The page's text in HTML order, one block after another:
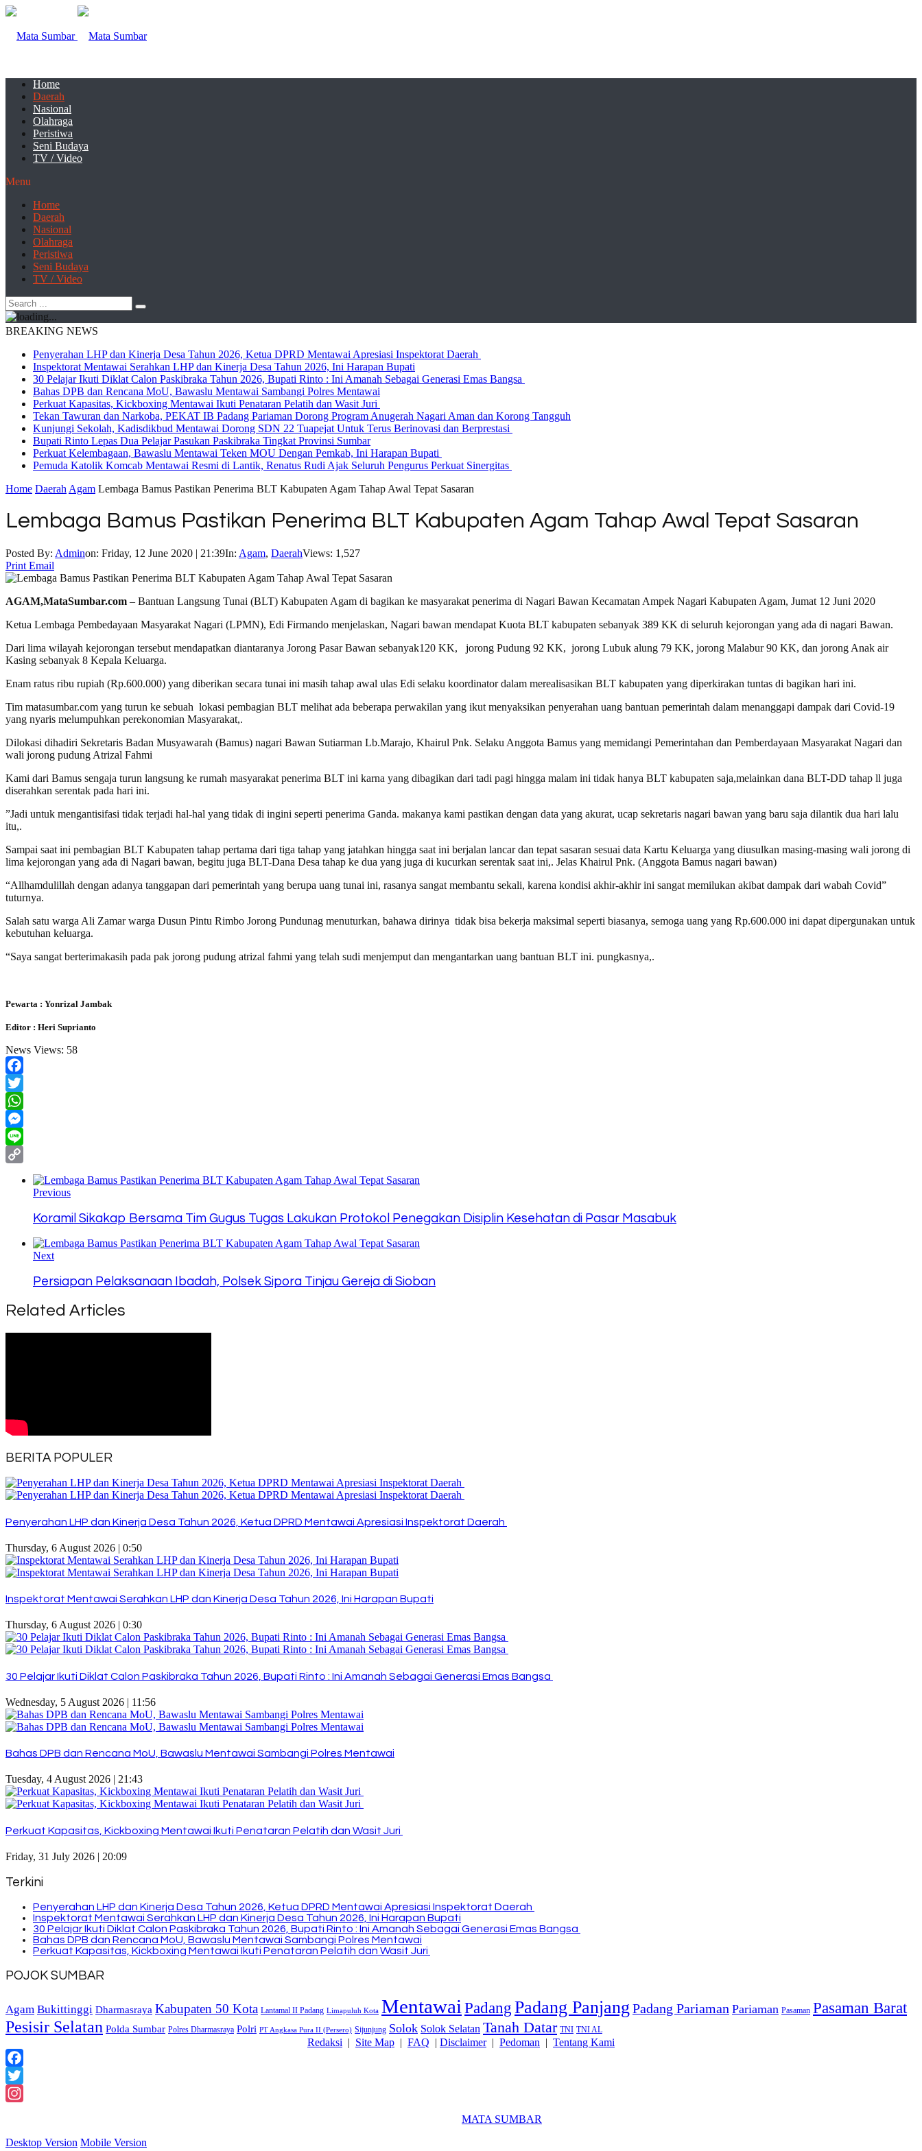
Home
Daerah
Nasional
Olahraga
Peristiwa
Seni Budaya
TV / Video
Menu
Home
Daerah
Nasional
Olahraga
Peristiwa
Seni Budaya
TV / Video
BREAKING NEWS
Penyerahan LHP dan Kinerja Desa Tahun 2026, Ketua DPRD Mentawai Apresiasi Inspektorat Daerah
Inspektorat Mentawai Serahkan LHP dan Kinerja Desa Tahun 2026, Ini Harapan Bupati
30 Pelajar Ikuti Diklat Calon Paskibraka Tahun 2026, Bupati Rinto : Ini Amanah Sebagai Generasi Emas Bangsa
Bahas DPB dan Rencana MoU, Bawaslu Mentawai Sambangi Polres Mentawai
Perkuat Kapasitas, Kickboxing Mentawai Ikuti Penataran Pelatih dan Wasit Juri
Tekan Tawuran dan Narkoba, PEKAT IB Padang Pariaman Dorong Program Anugerah Nagari Aman dan Korong Tangguh
Kunjungi Sekolah, Kadisdikbud Mentawai Dorong SDN 22 Tuapejat Untuk Terus Berinovasi dan Berprestasi
Bupati Rinto Lepas Dua Pelajar Pasukan Paskibraka Tingkat Provinsi Sumbar
Perkuat Kelembagaan, Bawaslu Mentawai Teken MOU Dengan Pemkab, Ini Harapan Bupati
Pemuda Katolik Komcab Mentawai Resmi di Lantik, Renatus Rudi Ajak Seluruh Pengurus Perkuat Sinergitas
Home Daerah Agam Lembaga Bamus Pastikan Penerima BLT Kabupaten Agam Tahap Awal Tepat Sasaran
Lembaga Bamus Pastikan Penerima BLT Kabupaten Agam Tahap Awal Tepat Sasaran
Posted By: Adminon: Friday, 12 June 2020 | 21:39In: Agam, DaerahViews: 1,527
Print Email
AGAM,MataSumbar.com – Bantuan Langsung Tunai (BLT) Kabupaten Agam di bagikan ke masyarakat penerima di Nagari Bawan Kecamatan Ampek Nagari Kabupaten Agam, Jumat 12 Juni 2020
Ketua Lembaga Pembedayaan Masyarakat Nagari (LPMN), Edi Firmando menjelaskan, Nagari bawan mendapat Kuota BLT kabupaten sebanyak 389 KK di seluruh kejorongan yang ada di nagari Bawan.
Dari lima wilayah kejorongan tersebut mendapatkan diantaranya Jorong Pasar Bawan sebanyak120 KK, jorong Pudung 92 KK, jorong Lubuk alung 79 KK, jorong Malabur 90 KK, dan jorong Anak air
Kasing sebanyak 8 Kepala Keluarga.
Enam ratus ribu rupiah (Rp.600.000) yang diberikan secara tunai ini masih tahap awal ulas Edi selaku koordinator dalam merealisasikan BLT kabupaten yang diperkirakan tuntas di bagikan hari ini.
Tim matasumbar.com yang turun ke sebuah lokasi pembagian BLT melihat ada beberapa perwakilan yang ikut menyaksikan penyerahan uang bantuan pemerintah dalam menanggapi dampak dari Covid-19
yang nyaris melumpuhkan perekonomian Masyarakat,.
Dilokasi dihadiri Sekretaris Badan Musyawarah (Bamus) nagari Bawan Sutiarman Lb.Marajo, Khairul Pnk. Selaku Anggota Bamus yang memidangi Pemerintahan dan Pemberdayaan Masyarakat Nagari dan
wali jorong pudung Atrizal Fahmi
Kami dari Bamus sengaja turun langsung ke rumah masyarakat penerima BLT ini karna yang dibagikan dari tadi pagi hingga malam ini tidak hanya BLT kabupaten saja,melainkan dana BLT-DD tahap ll juga
diserahkan serentak pada hari ini.
”Jadi untuk mengantisifasi tidak terjadi hal-hal yang tidak di ingini seperti penerima Ganda. makanya kami pastikan dengan data yang akurat, ucap sekretaris nagari bawan yang baru saja dilantik dua hari lalu
itu,.
Sampai saat ini pembagian BLT Kabupaten tahap pertama dari tiga tahap yang jatahkan hingga saat ini berjalan lancar dan tepat sasaran sesuai data Kartu Keluarga yang diusulkan masing-masing wali jorong di
lima kejorongan yang ada di Nagari bawan, begitu juga BLT-Dana Desa tahap ke dua yang juga di kucurkan serentak saat ini,. Jelas Khairul Pnk. (Anggota Bamus nagari bawan)
“Allhamdulillah dengan adanya tanggapan dari pemerintah yang berupa uang tunai ini, rasanya sangat membantu sekali, karena kondisi akhir-akhir ini sangat memilukan akibat dampak dari wabah Covid”
tuturnya.
Salah satu warga Ali Zamar warga Dusun Pintu Rimbo Jorong Pundunag menuturkan, bahawa dirinya tidak bisa bekerja maksimal seperti biasanya, semoga uang yang Rp.600.000 ini dapat dipergunakan untuk
kebutuhan keluarga.
“Saya sangat berterimakasih pada pak jorong pudung atrizal fahmi yang telah sudi menjemput dan mengantarkan uang bantuan BLT ini. pungkasnya,.
Pewarta : Yonrizal Jambak
Editor : Heri Suprianto
News Views: 58
Facebook
Twitter
WhatsApp
Messenger
Line
Previous
Koramil Sikakap Bersama Tim Gugus Tugas Lakukan Protokol Penegakan Disiplin Kesehatan di Pasar Masabuk
Next
Persiapan Pelaksanaan Ibadah, Polsek Sipora Tinjau Gereja di Sioban
Related Articles
BERITA POPULER
Penyerahan LHP dan Kinerja Desa Tahun 2026, Ketua DPRD Mentawai Apresiasi Inspektorat Daerah
Thursday, 6 August 2026 | 0:50
Inspektorat Mentawai Serahkan LHP dan Kinerja Desa Tahun 2026, Ini Harapan Bupati
Thursday, 6 August 2026 | 0:30
30 Pelajar Ikuti Diklat Calon Paskibraka Tahun 2026, Bupati Rinto : Ini Amanah Sebagai Generasi Emas Bangsa
Wednesday, 5 August 2026 | 11:56
Bahas DPB dan Rencana MoU, Bawaslu Mentawai Sambangi Polres Mentawai
Tuesday, 4 August 2026 | 21:43
Perkuat Kapasitas, Kickboxing Mentawai Ikuti Penataran Pelatih dan Wasit Juri
Friday, 31 July 2026 | 20:09
Terkini
Penyerahan LHP dan Kinerja Desa Tahun 2026, Ketua DPRD Mentawai Apresiasi Inspektorat Daerah
Inspektorat Mentawai Serahkan LHP dan Kinerja Desa Tahun 2026, Ini Harapan Bupati
30 Pelajar Ikuti Diklat Calon Paskibraka Tahun 2026, Bupati Rinto : Ini Amanah Sebagai Generasi Emas Bangsa
Bahas DPB dan Rencana MoU, Bawaslu Mentawai Sambangi Polres Mentawai
Perkuat Kapasitas, Kickboxing Mentawai Ikuti Penataran Pelatih dan Wasit Juri
POJOK SUMBAR
Agam Bukittinggi Dharmasraya Kabupaten 50 Kota Lantamal II Padang Limapuluh Kota Mentawai PadangPadang Panjang Padang Pariaman Pariaman Pasaman Pasaman Barat
Pesisir Selatan Polda Sumbar Polres Dharmasraya Polri PT Angkasa Pura II (Persero) Sijunjung Solok Solok Selatan Tanah Datar TNI TNI AL
Redaksi | Site Map | FAQ | Disclaimer| Pedoman | Tentang Kami
Facebook
Twitter
MATA SUMBAR
Desktop Version Mobile Version